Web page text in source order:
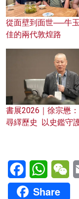
從面壁到面世──牛
佳的兩代敦煌路
書展2026｜徐宗懋
尋繹歷史 以史鑑守
Facebook
Share